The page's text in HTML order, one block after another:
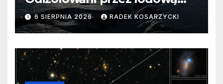
barierę
6 SIERPNIA 2026 RADEK KOSARZYCKI